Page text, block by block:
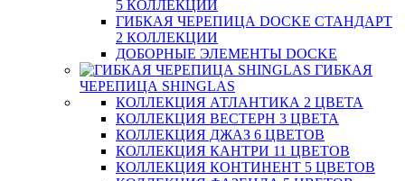
5 КОЛЛЕКЦИЙ
ГИБКАЯ ЧЕРЕПИЦА DOCKE СТАНДАРТ
2 КОЛЛЕКЦИИ
ДОБОРНЫЕ ЭЛЕМЕНТЫ DOCKE
ГИБКАЯ
ЧЕРЕПИЦА SHINGLAS
КОЛЛЕКЦИЯ АТЛАНТИКА 2 ЦВЕТА
КОЛЛЕКЦИЯ ВЕСТЕРН 3 ЦВЕТА
КОЛЛЕКЦИЯ ДЖАЗ 6 ЦВЕТОВ
КОЛЛЕКЦИЯ КАНТРИ 11 ЦВЕТОВ
КОЛЛЕКЦИЯ КОНТИНЕНТ 5 ЦВЕТОВ